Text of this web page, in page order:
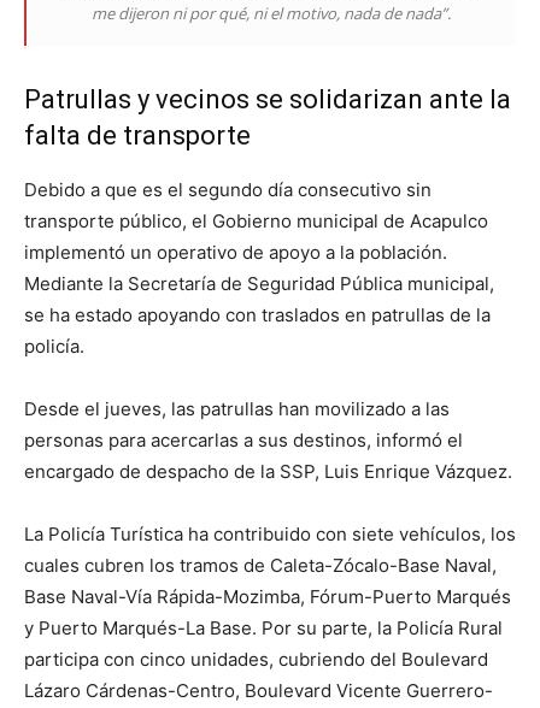
me dijeron ni por qué, ni el motivo, nada de nada”.
Patrullas y vecinos se solidarizan ante la
falta de transporte
Debido a que es el segundo día consecutivo sin
transporte público, el Gobierno municipal de Acapulco
implementó un operativo de apoyo a la población.
Mediante la Secretaría de Seguridad Pública municipal,
se ha estado apoyando con traslados en patrullas de la
policía.
Desde el jueves, las patrullas han movilizado a las
personas para acercarlas a sus destinos, informó el
encargado de despacho de la SSP, Luis Enrique Vázquez.
La Policía Turística ha contribuido con siete vehículos, los
cuales cubren los tramos de Caleta-Zócalo-Base Naval,
Base Naval-Vía Rápida-Mozimba, Fórum-Puerto Marqués
y Puerto Marqués-La Base. Por su parte, la Policía Rural
participa con cinco unidades, cubriendo del Boulevard
Lázaro Cárdenas-Centro, Boulevard Vicente Guerrero-